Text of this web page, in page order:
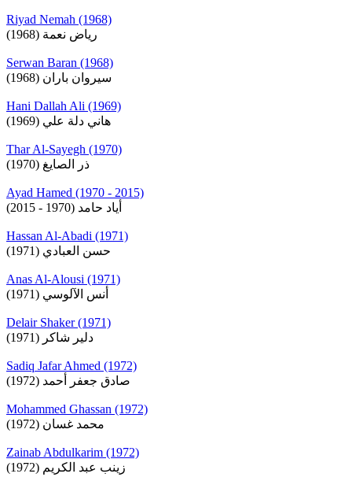
Riyad Nemah (1968)
رياض نعمة (1968)
Serwan Baran (1968)
سيروان باران (1968)
Hani Dallah Ali (1969)
هاني دلة علي (1969)
Thar Al-Sayegh (1970)
ذر الصايغ (1970)
Ayad Hamed (1970 - 2015)
أياد حامد (1970 - 2015)
Hassan Al-Abadi (1971)
حسن العبادي (1971)
Anas Al-Alousi (1971)
أنس الآلوسي (1971)
Delair Shaker (1971)
دلير شاكر (1971)
Sadiq Jafar Ahmed (1972)
صادق جعفر أحمد (1972)
Mohammed Ghassan (1972)
محمد غسان (1972)
Zainab Abdulkarim (1972)
زينب عبد الكريم (1972)